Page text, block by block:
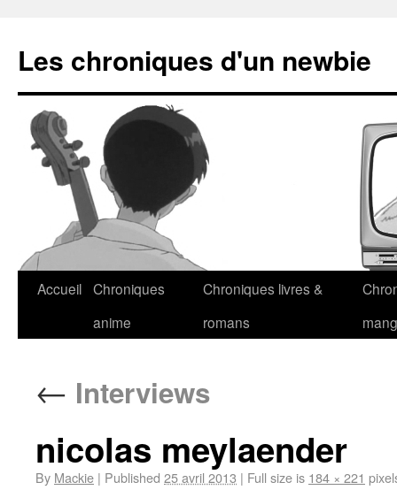
Les chroniques d'un newbie
Accueil Chroniques
anime
Chroniques livres &
romans
← Interviews
nicolas meylaender
By Mackie | Published 25 avril 2013 | Full size is 184 × 221